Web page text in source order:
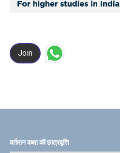
Join
वर्तमान कक्षा की छात्रवृत्ति